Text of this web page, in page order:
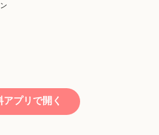
アプリで開く